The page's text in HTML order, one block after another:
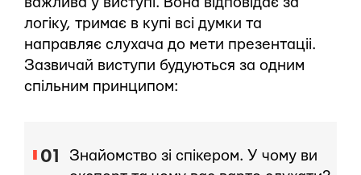
логіку, тримає в купі всі думки та
направляє слухача до мети презентаціі.
Зазвичай виступи будуються за одним
спільним принципом:
Знайомство зі спікером. У чому ви